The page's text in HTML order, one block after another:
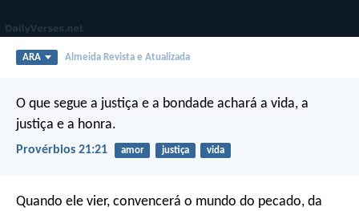
ARA Almeida Revista e Atualizada
O que segue a justiça e a bondade achará a vida, a
justiça e a honra.
Provérbios 21:21 amor justiça vida
Quando ele vier, convencerá o mundo do pecado, da